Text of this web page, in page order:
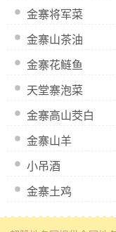
金寨将军菜
金寨山茶油
金寨花鲢鱼
天堂寨泡菜
金寨高山茭白
金寨山羊
小吊酒
金寨土鸡